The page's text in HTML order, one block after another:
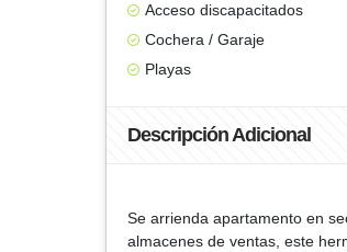
Acceso discapacitados
Cochera / Garaje
Playas
Descripción Adicional
Se arrienda apartamento en
almacenes de ventas, este